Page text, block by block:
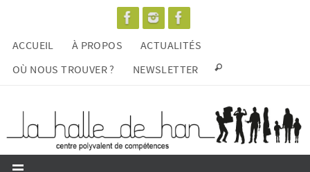
contenu
ACCUEIL À PROPOS
ACTUALITÉS
OÙ NOUS TROUVER ?
NEWSLETTER